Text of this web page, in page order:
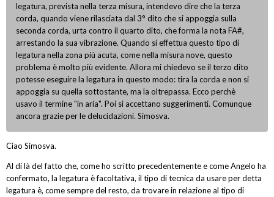
legatura, prevista nella terza misura, intendevo dire che la terza
corda, quando viene rilasciata dal 3° dito che si appoggia sulla
seconda corda, urta contro il quarto dito, che forma la nota FA#,
arrestando la sua vibrazione. Quando si effettua questo tipo di
legatura nella zona più acuta, come nella misura nove, questo
problema è molto più evidente. Allora mi chiedevo se il terzo dito
potesse eseguire la legatura in questo modo: tira la corda e non si
appoggia su quella sottostante, ma la oltrepassa. Ecco perchè
usavo il termine "in aria". Poi si accettano suggerimenti. Comunque
ancora grazie per le delucidazioni. Simosva.
Ciao Simosva.
Al di là del fatto che, come ho scritto precedentemente e come Angelo ha
confermato, la legatura è facoltativa, il tipo di tecnica da usare per detta
legatura è, come sempre del resto, da trovare in relazione al tipo di